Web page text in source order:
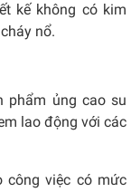
kế không có kim
nổ.
phẩm ủng cao su
lao động với các
công việc có mức